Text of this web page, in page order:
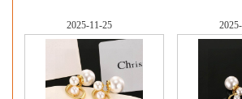
2025-11-25